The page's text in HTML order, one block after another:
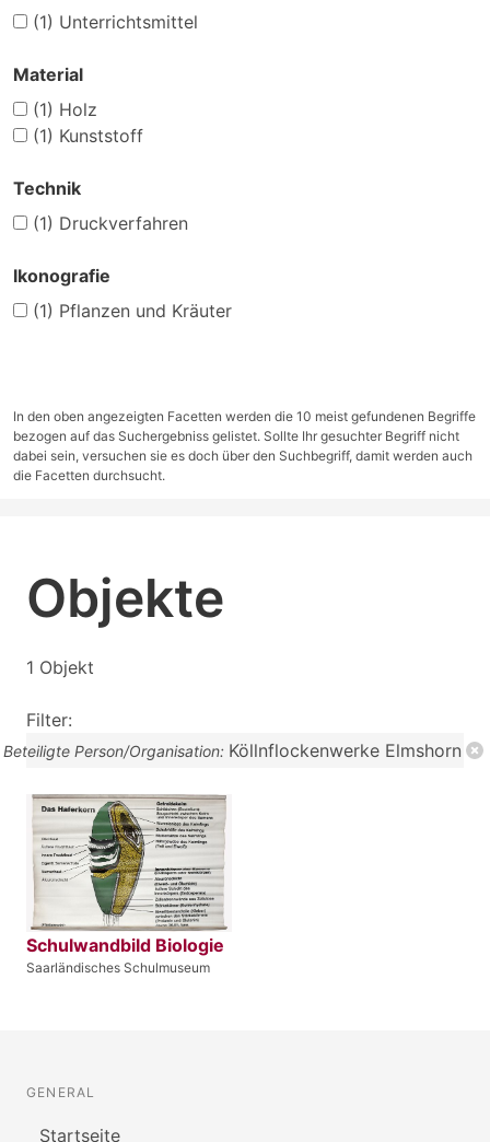
(1) Unterrichtsmittel
Material
(1) Holz
(1) Kunststoff
Technik
(1) Druckverfahren
Ikonografie
(1) Pflanzen und Kräuter
In den oben angezeigten Facetten werden die 10 meist gefundenen Begriffe
bezogen auf das Suchergebniss gelistet. Sollte Ihr gesuchter Begriff nicht
dabei sein, versuchen sie es doch über den Suchbegriff, damit werden auch
die Facetten durchsucht.
Objekte
1 Objekt
Filter:
Beteiligte Person/Organisation: Köllnflockenwerke Elmshorn
Schulwandbild Biologie
Saarländisches Schulmuseum
GENERAL
Startseite